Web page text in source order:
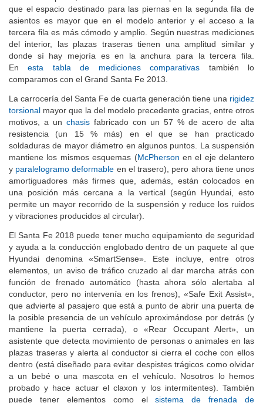
mercado español, tienen 625 litros de capacidad. Hyundai dice
que el espacio destinado para las piernas en la segunda fila de
asientos es mayor que en el modelo anterior y el acceso a la
tercera fila es más cómodo y amplio. Según nuestras mediciones
del interior, las plazas traseras tienen una amplitud similar y
donde sí hay mejoría es en la anchura para la tercera fila.
Enesta tabla de mediciones comparativas
La carrocería del Santa Fe de cuarta generación tiene unarigidez
torsional
mayor que la del modelo precedente gracias, entre otros
motivos, a unchasis fabricado con un 57 % de acero de alta
resistencia (un 15 % más) en el que se han practicado
soldaduras de mayor diámetro en algunos puntos. La suspensión
mantiene los mismos esquemas ( McPhersonen el eje delantero
yparalelogramo deformableen el trasero), pero ahora tiene unos
amortiguadores más firmes que, además, están colocados en
una posición más cercana a la vertical (según Hyundai, esto
permite un mayor recorrido de la suspensión y reduce los ruidos
El Santa Fe 2018 puede tener mucho equipamiento de seguridad
y ayuda a la conducción englobado dentro de un paquete al que
Hyundai denomina «SmartSense». Este incluye, entre otros
elementos, un aviso de tráfico cruzado al dar marcha atrás con
función de frenado automático (hasta ahora sólo alertaba al
conductor, pero no intervenía en los frenos), «Safe Exit Assist»,
que advierte al pasajero que está a punto de abrir una puerta de
la posible presencia de un vehículo aproximándose por detrás (y
mantiene la puerta cerrada), o «Rear Occupant Alert», un
asistente que detecta movimiento de personas o animales en las
plazas traseras y alerta al conductor si cierra el coche con ellos
dentro (está diseñado para evitar despistes trágicos como olvidar
a un bebé o una mascota en el vehículo. Nosotros lo hemos
probado y hace actuar el claxon y los intermitentes). También